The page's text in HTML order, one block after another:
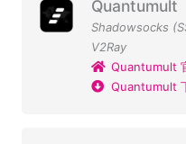
Quantumult
Shadowsocks
V2Ray
Quantumult
Quantumult